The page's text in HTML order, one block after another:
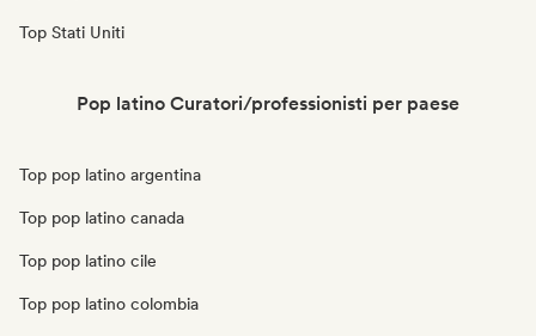
Top Stati Uniti
Pop latino Curatori/professionisti per paese
Top pop latino argentina
Top pop latino canada
Top pop latino cile
Top pop latino colombia